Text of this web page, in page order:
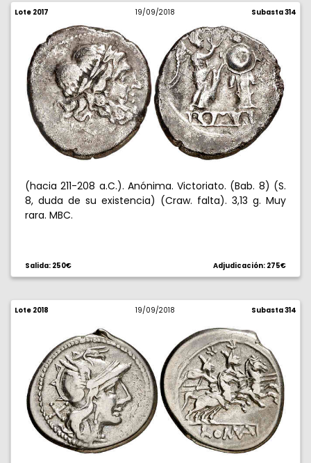
Lote 2017 19/09/2018 Subasta 314
(hacia 211-208 a.C.). Anónima. Victoriato. (Bab. 8) (S.
8, duda de su existencia) (Craw. falta). 3,13 g. Muy
rara. MBC.
Salida: 250€ Adjudicación: 275€
Lote 2018 19/09/2018 Subasta 314